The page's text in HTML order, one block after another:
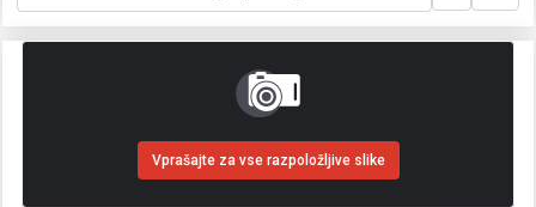
Vprašajte za vse razpoložljive slike